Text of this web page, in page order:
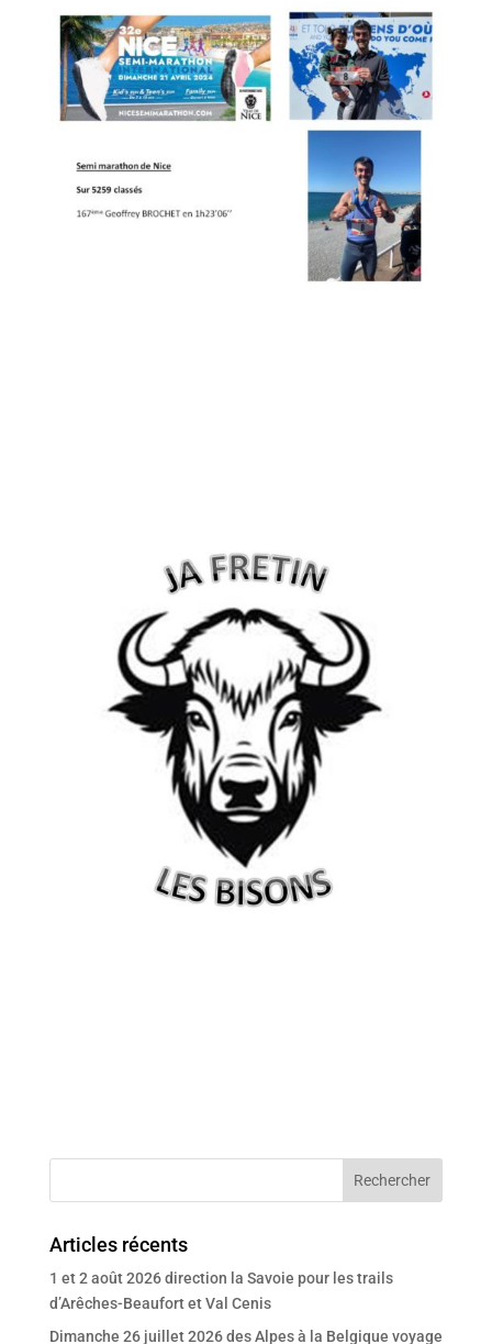
Articles récents
1 et 2 août 2026 direction la Savoie pour les trails
d’Arêches-Beaufort et Val Cenis
Dimanche 26 juillet 2026 des Alpes à la Belgique voyage